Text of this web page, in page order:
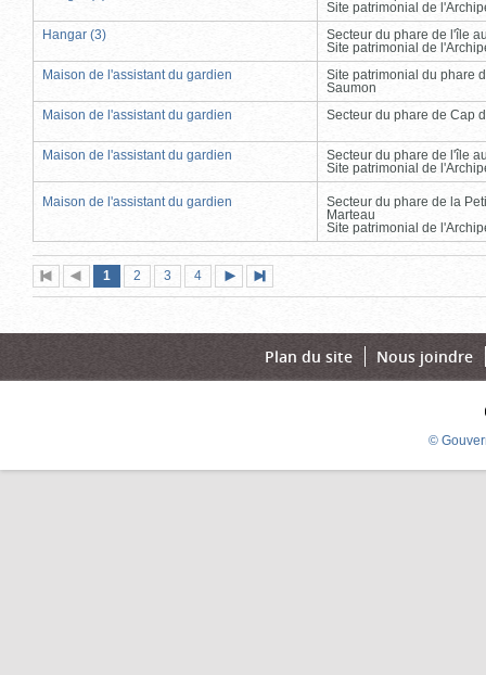
Site patrimonial de
Hangar (3)
Secteur du phare de l'île
Site patrimonial de
Maison de l'assistant du gardien
Site patrimonial du phare
Saumon
Maison de l'assistant du gardien
Secteur du phare de Cap
Maison de l'assistant du gardien
Secteur du phare de l'île
Site patrimonial de
Maison de l'assistant du gardien
Secteur du phare de la
Marteau
Site patrimonial de
Première
page
Page
précédente
Page
1 (page
actuelle)
Page
2 Page
3 Page
4
suivante
page
Plan du site Nous joindre
©